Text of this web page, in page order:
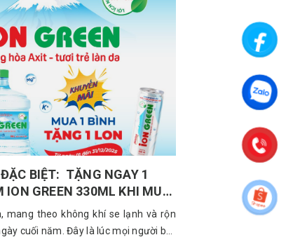
BIỆT: TẶNG NGAY 1
ION GREEN 330ML KHI MUA
19L
mang theo không khí se lạnh và rộn
cuối năm. Đây là lúc mọi người bắt